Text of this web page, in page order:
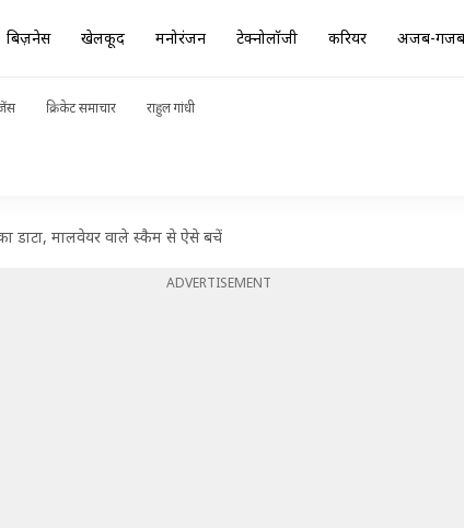
बिज़नेस खेलकूद मनोरंजन टेक्नोलॉजी करियर अजब-गजब
क्रिकेट समाचार राहुल गांधी
डाटा, मालवेयर वाले स्कैम से ऐसे बचें
ADVERTISEMENT